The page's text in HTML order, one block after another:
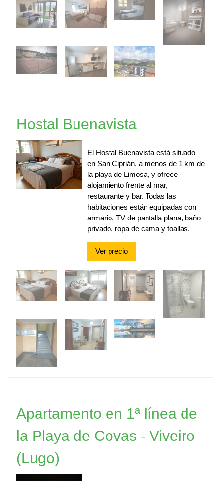
Hostal Buenavista
El Hostal Buenavista está situado
en San Ciprián, a menos de 1 km de
la playa de Limosa, y ofrece
alojamiento frente al mar,
restaurante y bar. Todas las
habitaciones están equipadas con
armario, TV de pantalla plana, baño
privado, ropa de cama y toallas.
Ver precio
Apartamento en 1ª línea de
la Playa de Covas - Viveiro
(Lugo)